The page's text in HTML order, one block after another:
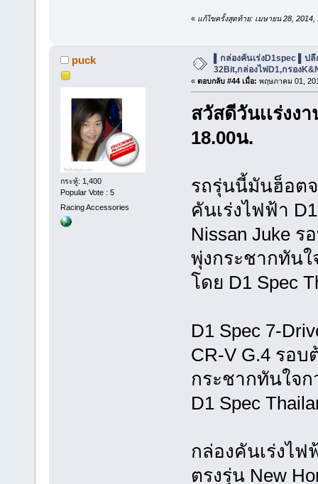
« แก้ไขครั้งสุดท้าย: เมษายน 28,
puck
กระทู้: 1,400
Popular Vote : 5
Racing Accessories
▌กล่องคันเร่งD1spec ▌ปลี
32Bit,กล่องไฟD1,กรอง
« ตอบกลับ #44 เมื่อ: พฤษภาคม 01,
สวัสดีวันเเร่งง
18.00น.
รถรุ่นนี้มันฮ็อต
คันเร่งไฟฟ้า
Nissan Juke
พุ่งกระชากทันใ
โดย D1 Spec
D1 Spec 7-
CR-V G.4 รอ
กระชากทันใจ
D1 Spec
กล่องคันเร่งไฟ
ตรงรุ่น New